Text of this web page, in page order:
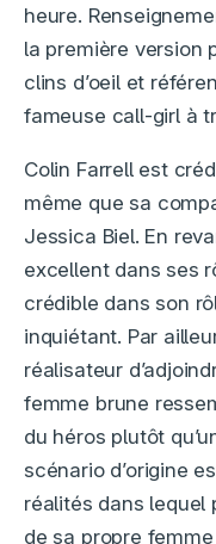
heure.
la première version
clins d’oeil et
fameuse call-girl à
Colin Farrell est
même que sa
Jessica Biel. En
excellent dans ses
crédible dans son
inquiétant. Par
réalisateur
femme brune
du héros plutôt
scénario d’origine
réalités dans lequel
de sa propre